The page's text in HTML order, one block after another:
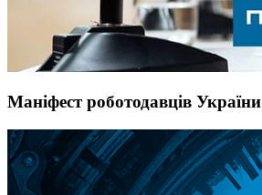
Маніфест роботодавців України